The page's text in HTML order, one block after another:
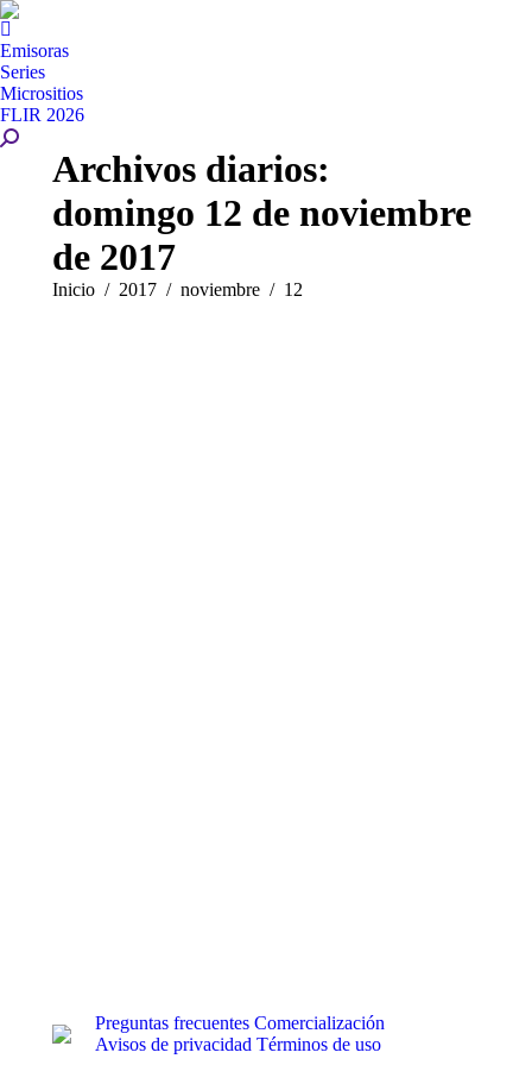
Emisoras
Series
Micrositios
FLIR 2026
Buscar:
Archivos diarios:
domingo 12 de noviembre
de 2017
Estás aquí:
Inicio 2017 noviembre 12
Preguntas frecuentes Comercialización
Avisos de privacidad Términos de uso